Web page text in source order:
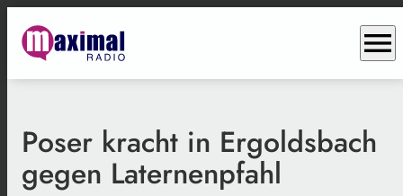
menu
Poser kracht in Ergoldsbach
gegen Laternenpfahl